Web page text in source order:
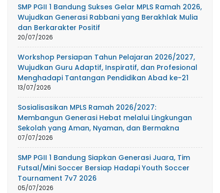
SMP PGII 1 Bandung Sukses Gelar MPLS Ramah 2026,
Wujudkan Generasi Rabbani yang Berakhlak Mulia
dan Berkarakter Positif
20/07/2026
Workshop Persiapan Tahun Pelajaran 2026/2027,
Wujudkan Guru Adaptif, Inspiratif, dan Profesional
Menghadapi Tantangan Pendidikan Abad ke-21
13/07/2026
Sosialisasikan MPLS Ramah 2026/2027:
Membangun Generasi Hebat melalui Lingkungan
Sekolah yang Aman, Nyaman, dan Bermakna
07/07/2026
SMP PGII 1 Bandung Siapkan Generasi Juara, Tim
Futsal/Mini Soccer Bersiap Hadapi Youth Soccer
Tournament 7v7 2026
05/07/2026